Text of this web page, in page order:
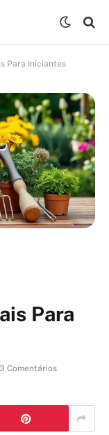
Para Iniciantes
Para
3 Comentários